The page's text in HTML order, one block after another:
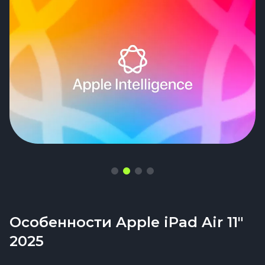
Видеосвязь выходит живой, будто это не
планшет, а небольшой оператор с камерой
Особенности Apple iPad Air 11"
2025